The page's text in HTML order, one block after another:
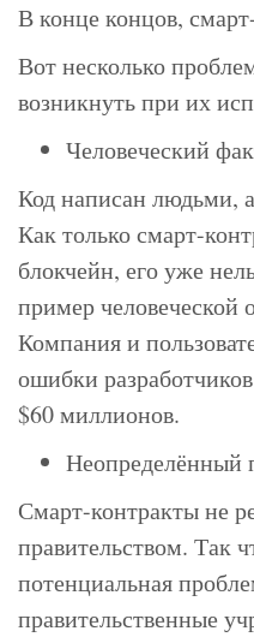
В конце концов,
Вот несколько
возникнуть при их
Человеческий
Код написан людьми,
Как только смарт-
блокчейн, его уже
пример
Компания и
ошибки
$60 миллионов.
Неопределённый
Смарт-контракты не
правительством. Так
потенциальная
правительственные